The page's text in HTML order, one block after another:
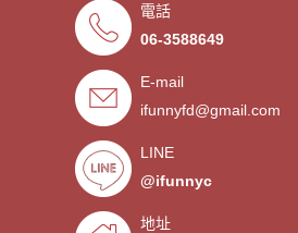
．來圖印製氣囊支架 低起訂量
．超低價少量手環客製
．禮贈品客製化服務，歡迎免費
索取樣品。
．氣囊支架客製服務 - 2019/08/30
．廣告扇製作工廠 -競選造勢熱
門宣傳贈品
．宮廟神明結緣品訂做
．水晶滴膠氣囊支架製作
電話
06-3588649
E-mail
ifunnyfd@gmail.com
LINE
@ifunnyc
地址